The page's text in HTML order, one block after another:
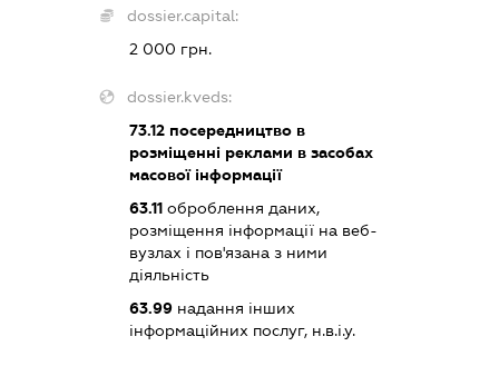
dossier.capital:
2 000 грн.
dossier.kveds:
73.12 посередництво в
розміщенні реклами в засобах
масової інформації
63.11 оброблення даних,
розміщення інформації на веб-
вузлах і пов'язана з ними
діяльність
63.99 надання інших
інформаційних послуг, н.в.і.у.